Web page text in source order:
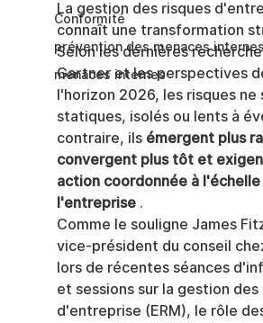
Conformité
prévention des menaces
menaces internes
La gestion des risques
connaît une transformation
Selon les dernières
Gartner et les perspectives
l'horizon 2026, les risques ne
statiques, isolés ou lents à
contraire, ils émergent plus
convergent plus tôt et
action coordonnée à
l'entreprise .
Comme le souligne James
vice-président du conseil
lors de récentes séances
et sessions sur la gestion des
d'entreprise (ERM), le rôle